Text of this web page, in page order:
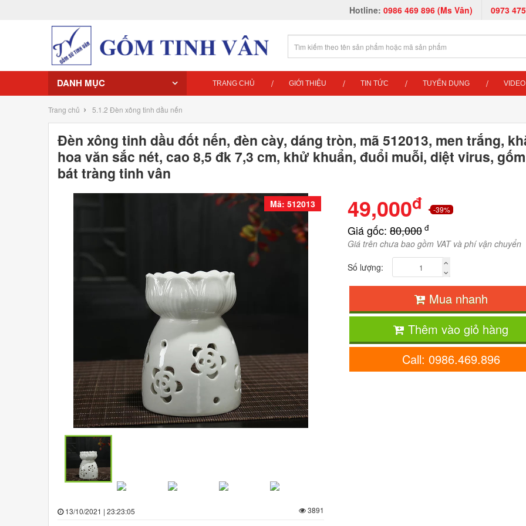
Hotline: 0986 469 896 (Ms Vân) 0973
DANH MỤC TRANG CHỦ GIỚI THIỆU TIN TỨC TUYỂN DỤNG VIDEO
Trang chủ › 5.1.2 Đèn xông tinh dầu nến
Đèn xông tinh dầu đốt nến, đèn cày, dáng tròn, mã 512013, men trắng,
hoa văn sắc nét, cao 8,5 đk 7,3 cm, khử khuẩn, đuổi muỗi, diệt virus,
bát tràng tinh vân
Mã: 512013
13/10/2021 | 23:23:05 3891
49,000đ -39%
Giá gốc:80,000 đ
Giá trên chưa bao gồm VAT và phí vận chuyển
Số lượng:
Mua nhanh
Thêm vào giỏ hàng
Call: 0986.469.896